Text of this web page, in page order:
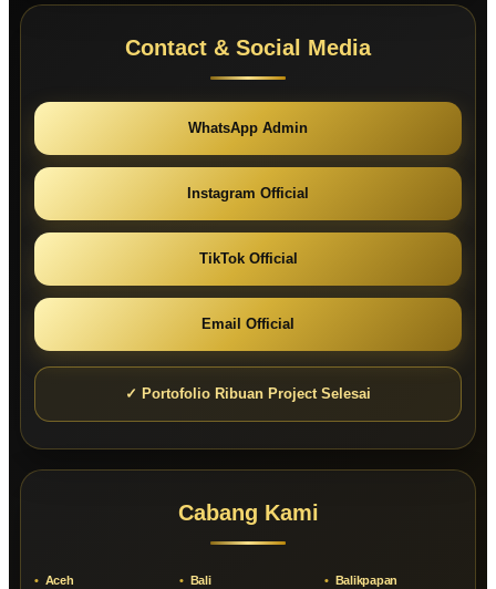
Contact & Social Media
WhatsApp Admin
Instagram Official
TikTok Official
Email Official
✓ Portofolio Ribuan Project Selesai
Cabang Kami
Aceh Bali Balikpapan